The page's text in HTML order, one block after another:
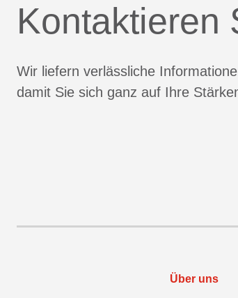
Kontaktieren
Wir liefern verlässliche
damit Sie sich ganz auf Ihre
Über uns